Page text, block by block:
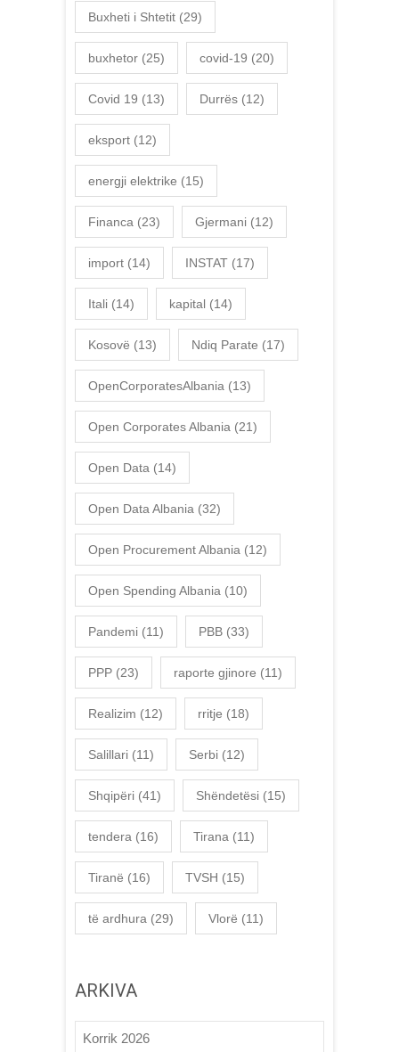
Buxheti i Shtetit (29)
buxhetor (25) covid-19 (20)
Covid 19 (13) Durrës (12)
eksport (12)
energji elektrike (15)
Financa (23) Gjermani (12)
import (14) INSTAT (17)
Itali (14) kapital (14)
Kosovë (13) Ndiq Parate (17)
OpenCorporatesAlbania (13)
Open Corporates Albania (21)
Open Data (14)
Open Data Albania (32)
Open Procurement Albania (12)
Open Spending Albania (10)
Pandemi (11) PBB (33)
PPP (23) raporte gjinore (11)
Realizim (12) rritje (18)
Salillari (11) Serbi (12)
Shqipëri (41) Shëndetësi (15)
tendera (16) Tirana (11)
Tiranë (16) TVSH (15)
të ardhura (29) Vlorë (11)
ARKIVA
Korrik 2026